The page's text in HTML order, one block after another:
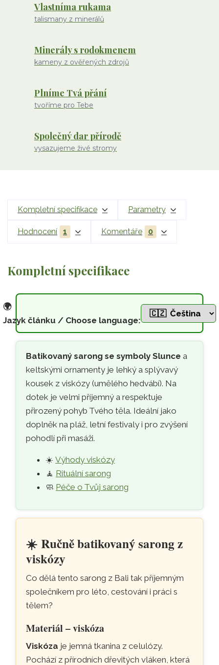
Vlastníma rukama
talismany z minerálů
Minerály s rodokmenem
kameny z ověřených zdrojů
Plníme Tvá přání
tvoříme pro Tebe
Společný dar přírodě
vysazujeme živé stromy
Kompletní specifikace Parametry
Hodnocení 1 Komentáře 0
Kompletní specifikace
🌍
Jazyk článku / Choose language:
☀️Batikovaný sarong se
Batikovaný sarong se symboly Slunce a
keltskými ornamenty je lehký a splývavý
kousek z viskózy (umělého hedvábí). Na
dotek je velmi příjemný a respektuje
přirozený pohyb Tvého těla. Ideální jako
doplněk na pláž, letní festivaly i pro zvýšení
pohodlí při masáži.
☀️Výhody viskózy
🧘 Rituální sarong
🧼 Péče o Tvůj sarong
☀️Ručně batikovaný sarong z
viskózy
Co dělá tento sarong z Bali tak příjemným
společníkem pro léto, cestování i práci s
tělem?
Materiál – viskóza
Viskóza je jemná tkanina z celulózy.
Pochází z přírodních dřevitých vláken, která